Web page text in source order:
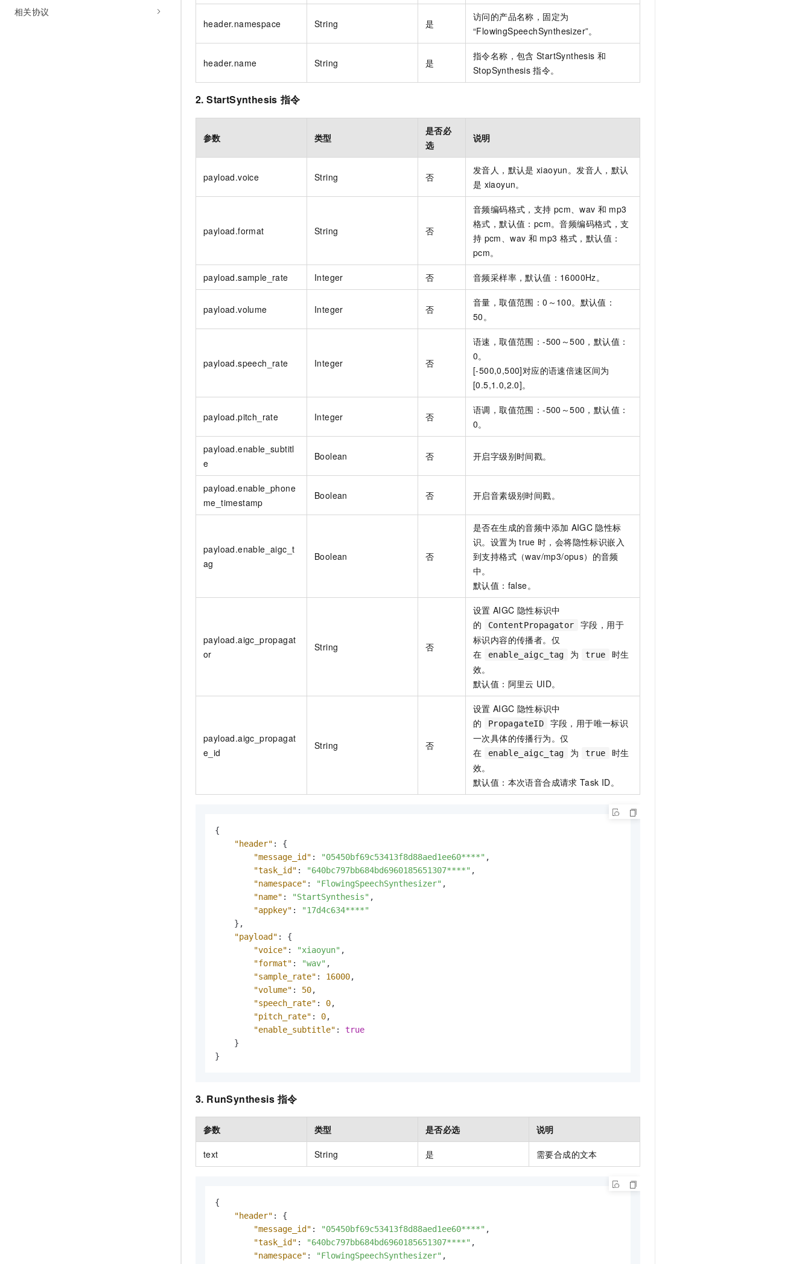
相关协议
header.namespace String 是
访问的产品名称，固定为
“FlowingSpeechSynthesizer”。
header.name String 是
指令名称，包含 StartSynthesis 和
StopSynthesis 指令。
2. StartSynthesis 指令
参数 类型
是否必
选
说明
payload.voice String 否
发音人，默认是 xiaoyun。发音人，默认
是 xiaoyun。
payload.format String 否
音频编码格式，支持 pcm、wav 和 mp3
格式，默认值：pcm。音频编码格式，支
持 pcm、wav 和 mp3 格式，默认值：
pcm。
payload.sample_rate Integer 否 音频采样率，默认值：16000Hz。
payload.volume Integer 否
音量，取值范围：0～100。默认值：
50。
payload.speech_rate Integer 否
语速，取值范围：-500～500，默认值：
0。
[-500,0,500]对应的语速倍速区间为
[0.5,1.0,2.0]。
payload.pitch_rate Integer 否
语调，取值范围：-500～500，默认值：
0。
payload.enable_subtitl
e
Boolean 否 开启字级别时间戳。
payload.enable_phone
me_timestamp
Boolean 否 开启音素级别时间戳。
payload.enable_aigc_t
ag
Boolean 否
是否在生成的音频中添加 AIGC 隐性标
识。设置为 true 时，会将隐性标识嵌入
到支持格式（wav/mp3/opus）的音频
中。
默认值：false。
payload.aigc_propagat
or
String 否
设置 AIGC 隐性标识中
的
ContentPropagator
字段，用于
标识内容的传播者。仅
在
enable_aigc_tag 为 true
时生
效。
默认值：阿里云 UID。
payload.aigc_propagat
e_id
String 否
设置 AIGC 隐性标识中
的
PropagateID
字段，用于唯一标识
一次具体的传播行为。仅
在
enable_aigc_tag 为 true
时生
效。
默认值：本次语音合成请求 Task ID。
{
"header" :
{
"message_id" : "05450bf69c53413f8d88aed1ee60****" ,
"task_id" : "640bc797bb684bd6960185651307****" ,
"namespace" : "FlowingSpeechSynthesizer" ,
"name" : "StartSynthesis" ,
"appkey" :
"17d4c634****"
} ,
"payload" :
{
"voice" : "xiaoyun" ,
"format" : "wav" ,
"sample_rate" : 16000,
"volume" : 50,
"speech_rate" : 0,
"pitch_rate" : 0,
"enable_subtitle" :
true
}
}
3. RunSynthesis 指令
参数 类型 是否必选 说明
text String 是 需要合成的文本
{
"header" :
{
"message_id" : "05450bf69c53413f8d88aed1ee60****" ,
"task_id" : "640bc797bb684bd6960185651307****" ,
"namespace" : "FlowingSpeechSynthesizer" ,